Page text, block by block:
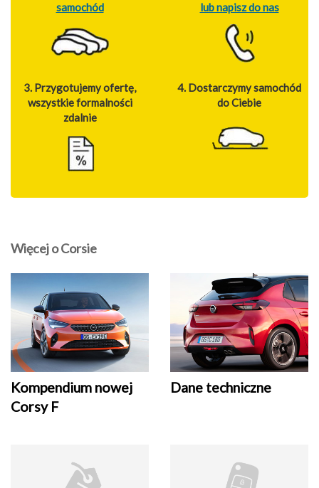
samochód
lub napisz do nas
3. Przygotujemy ofertę,
wszystkie formalności
zdalnie
4. Dostarczymy samochód
do Ciebie
Więcej o Corsie
Kompendium nowej
Corsy F
Dane techniczne